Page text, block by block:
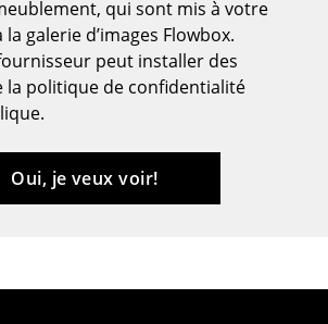
PC
et Pupitres
Pupitres
qui sont mis à votre
galerie d’images Flowbox.
peut installer des
la politique de confidentialité
Oui, je veux voir!